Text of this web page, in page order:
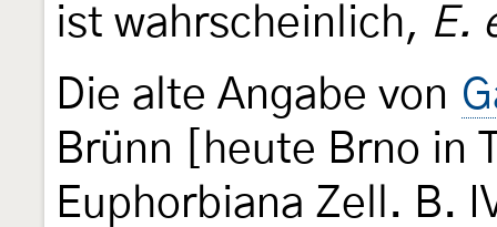
ist wahrscheinlich, E.
Die alte Angabe von
Brünn [heute Brno in
Euphorbiana Zell. B.